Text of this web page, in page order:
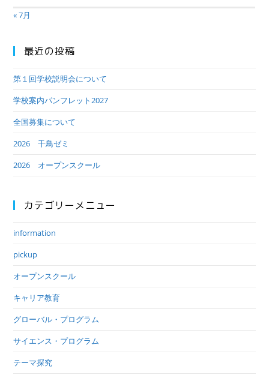
« 7月
最近の投稿
第１回学校説明会について
学校案内パンフレット2027
全国募集について
2026 千鳥ゼミ
2026 オープンスクール
カテゴリーメニュー
information
pickup
オープンスクール
キャリア教育
グローバル・プログラム
サイエンス・プログラム
テーマ探究